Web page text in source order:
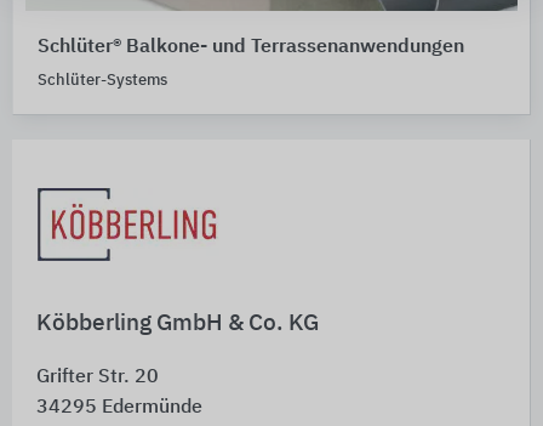
Köbberling GmbH & Co. KG
Grifter Str. 20
34295 Edermünde
Schlüter® Balkone- und Terrassenanwendungen
Schlüter-Systems